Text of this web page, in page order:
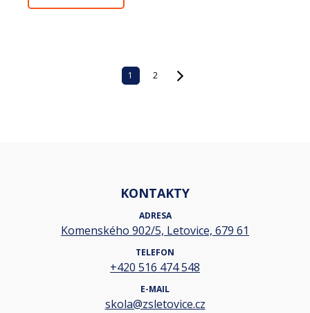
1 2
KONTAKTY
ADRESA
Komenského 902/5, Letovice, 679 61
TELEFON
+420 516 474 548
E-MAIL
skola@zsletovice.cz